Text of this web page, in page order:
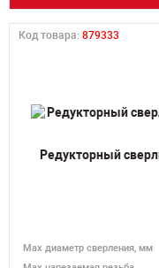
Код товара: 879333
Редукторный
Мах диаметр сверления, мм